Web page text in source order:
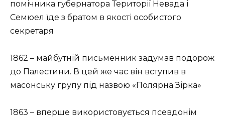
помічника губернатора Території Невада і
Семюел їде з братом в якості особистого
секретаря
1862 – майбутній письменник задумав подорож
до Палестини. В цей же час він вступив в
масонську групу під назвою «Полярна Зірка»
1863 – вперше використовується псевдонім